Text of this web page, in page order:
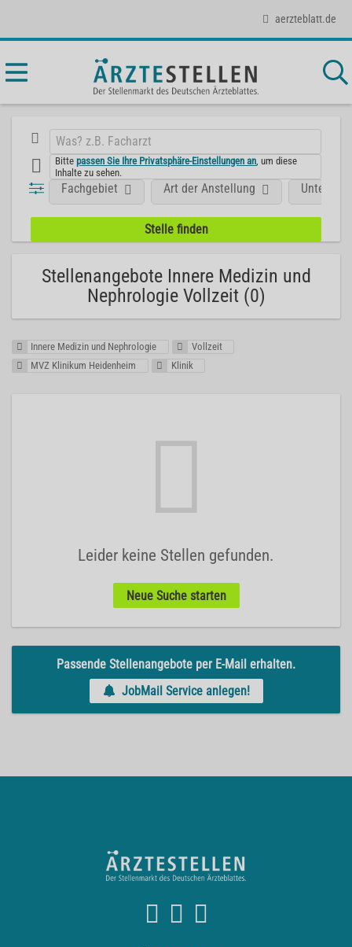
aerzteblatt.de
Bittepassen Sie Ihre Privatsphäre-Einstellungen an , um diese
Inhalte zu sehen.
Fachgebiet Art der Anstellung
Stellenangebote Innere Medizin und
Nephrologie Vollzeit (0)
Innere Medizin und Nephrologie
Vollzeit
MVZ Klinikum Heidenheim
Klinik
Leider keine Stellen gefunden.
Neue Suche starten
Passende Stellenangebote per E-Mail erhalten.
JobMail Service anlegen!